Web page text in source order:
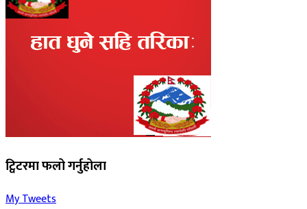
ट्विटरमा फलो गर्नुहोला
My Tweets